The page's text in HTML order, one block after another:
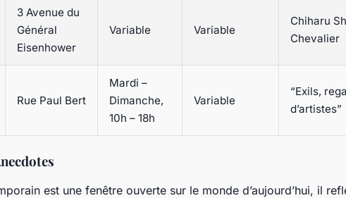
3 Avenue du
Général
Eisenhower
Variable Variable
Chiharu
Chevalier
Rue Paul Bert
Mardi –
Dimanche,
10h – 18h
Variable
“Exils,
d’artistes”
est une fenêtre ouverte sur le monde d’aujourd’hui, il